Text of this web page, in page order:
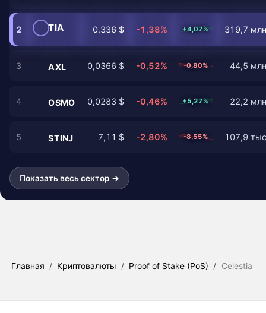
2 TIA 0,336 $ -1,38% +4,07% 319,7
3 AXL 0,0366 $ -0,52% -0,80% 44,5
4 OSMO 0,0283 $ -0,46% +5,27% 22,2
5 STINJ 7,11 $ -2,80% -8,55% 107,9
Показать весь сектор →
Главная / Криптовалюты / Proof of Stake (PoS) / Celestia